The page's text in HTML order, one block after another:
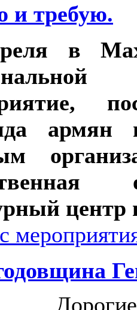
требую.
в
центр
Дорогие